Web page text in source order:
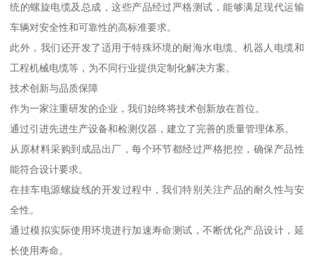
统的螺旋电缆及总成，这些产品经过严格测试，能够满足现代运输
车辆对安全性和可靠性的高标准要求。
此外，我们还开发了适用于特殊环境的耐海水电缆、机器人电缆和
工程机械电缆等，为不同行业提供定制化解决方案。
技术创新与品质保障
作为一家注重研发的企业，我们始终将技术创新放在首位。
通过引进先进生产设备和检测仪器，建立了完善的质量管理体系。
从原材料采购到成品出厂，每个环节都经过严格把控，确保产品性
能符合设计要求。
在挂车电源螺旋线的开发过程中，我们特别关注产品的耐久性与安
全性。
通过模拟实际使用环境进行加速寿命测试，不断优化产品设计，延
长使用寿命。